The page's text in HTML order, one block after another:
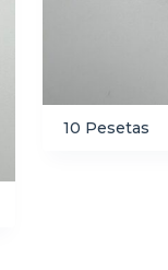
10 Pesetas